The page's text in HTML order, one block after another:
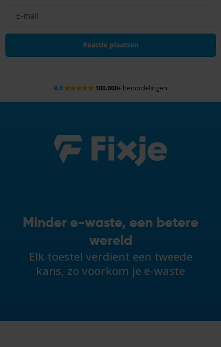
9.0 100.000+ beoordelingen
Minder e-waste, een betere
wereld
Elk toestel verdient een tweede
kans, zo voorkom je e-waste